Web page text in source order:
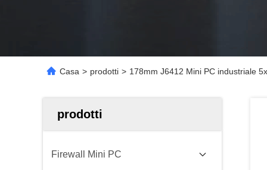
Casa > prodotti > 178mm J6412 Mini PC industriale
prodotti
Firewall Mini PC